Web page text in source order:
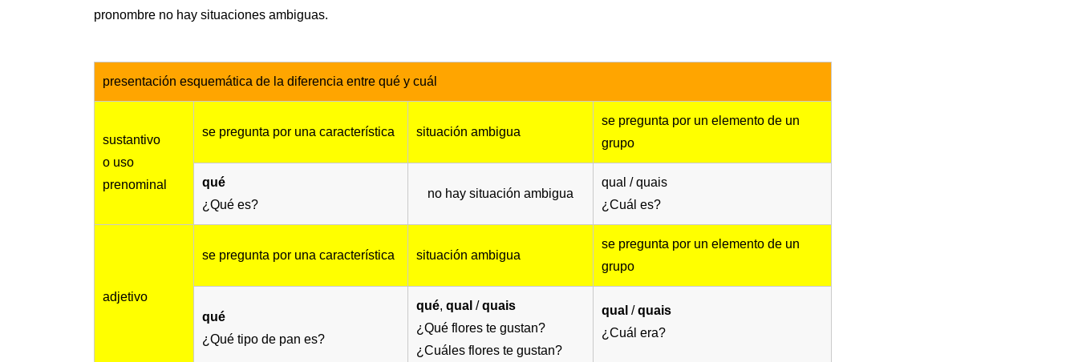
pronombre no hay situaciones ambiguas.
presentación esquemática de la diferencia entre qué y cuál
sustantivo
o uso
prenominal
se pregunta por una característica situación ambigua
se pregunta por un elemento de un
grupo
qué
¿Qué es?
no hay situación ambigua
qual / quais
¿Cuál es?
adjetivo
se pregunta por una característica situación ambigua
se pregunta por un elemento de un
grupo
qué
¿Qué tipo de pan es?
qué, qual /quais
¿Qué flores te gustan?
¿Cuáles flores te gustan?
qual /quais
¿Cuál era?